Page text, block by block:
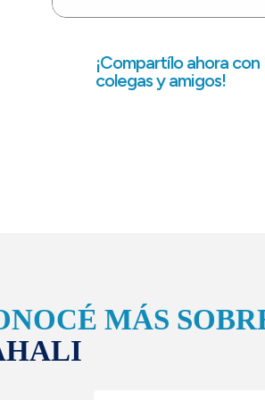
¡Compartílo ahora con
colegas y amigos!
MÁS